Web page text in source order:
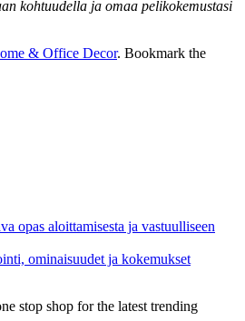
kohtuudella ja omaa pelikokemustasi
& Office Decor. Bookmark the
opas aloittamisesta ja vastuulliseen
ominaisuudet ja kokemukset
stop shop for the latest trending